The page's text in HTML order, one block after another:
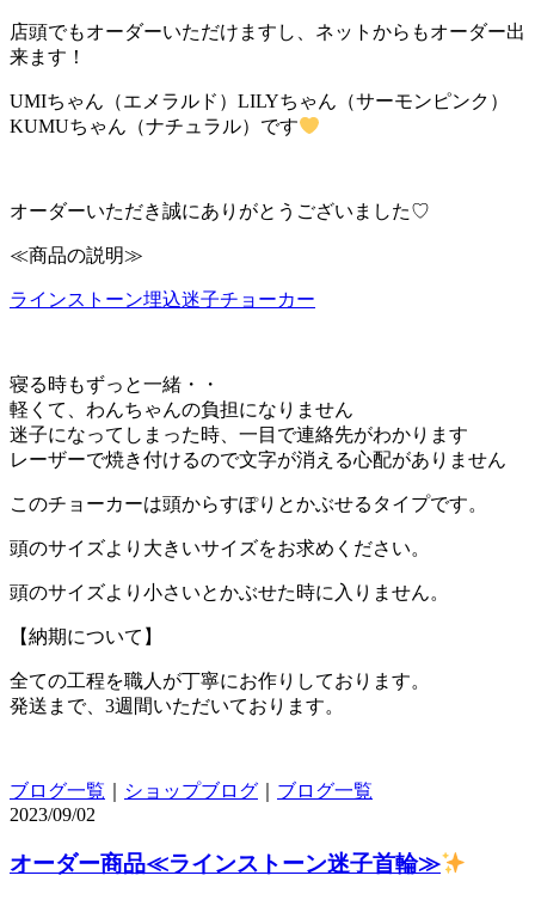
店頭でもオーダーいただけますし、ネットからもオーダー出
来ます！
UMIちゃん（エメラルド）LILYちゃん（サーモンピンク）
KUMUちゃん（ナチュラル）です
オーダーいただき誠にありがとうございました♡
≪商品の説明≫
ラインストーン埋込迷子チョーカー
寝る時もずっと一緒・・
軽くて、わんちゃんの負担になりません
迷子になってしまった時、一目で連絡先がわかります
レーザーで焼き付けるので文字が消える心配がありません
このチョーカーは頭からすぽりとかぶせるタイプです。
頭のサイズより大きいサイズをお求めください。
頭のサイズより小さいとかぶせた時に入りません。
【納期について】
全ての工程を職人が丁寧にお作りしております。
発送まで、3週間いただいております。
ブログ一覧 ショップブログ
ブログ一覧
2023/09/02
オーダー商品≪ラインストーン迷子首輪≫